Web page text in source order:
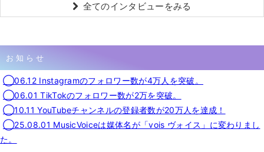
全てのインタビューをみる
お知らせ
◯06.12 Instagramのフォロワー数が4万人を突破。
◯06.01 TikTokのフォロワー数が2万を突破。
◯10.11 YouTubeチャンネルの登録者数が20万人を達成！
◯25.08.01 MusicVoiceは媒体名が「vois ヴォイス」に変わりまし
た。